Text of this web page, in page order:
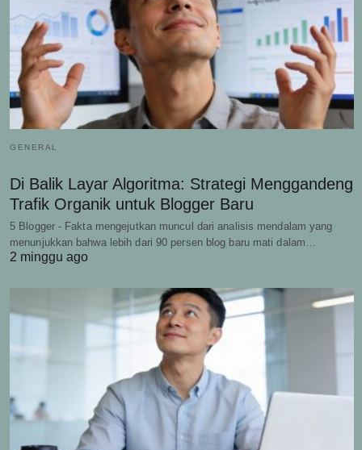
GENERAL
Di Balik Layar Algoritma: Strategi Menggandeng
Trafik Organik untuk Blogger Baru
5 Blogger - Fakta mengejutkan muncul dari analisis mendalam yang
menunjukkan bahwa lebih dari 90 persen blog baru mati dalam…
2 minggu ago